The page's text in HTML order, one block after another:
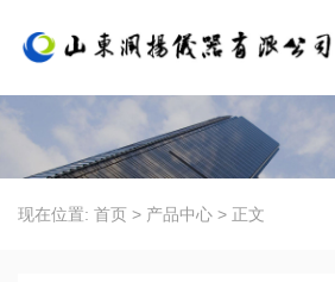
现在位置: 首页 > 产品中心 > 正文